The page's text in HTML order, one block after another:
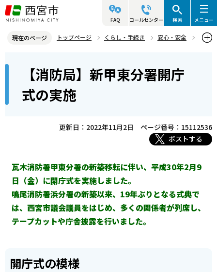
こ
の
ジ
頭
FAQ コールセンター 検索 メニュー
現在のページ トップページ くらし・手続き
安心・安全
【消防局】新甲東分署開庁式の実施
【消防局】新甲東分署開庁
式の実施
更新日：2022年11月2日
ページ番号：15112536
ポストする
瓦木消防署甲東分署の新築移転に伴い、平成30年2月9
日（金）に開庁式を実施しました。
鳴尾消防署浜分署の新築以来、19年ぶりとなる式典で
は、西宮市議会議員をはじめ、多くの関係者が列席し、
テープカットや庁舎披露を行いました。
開庁式の模様